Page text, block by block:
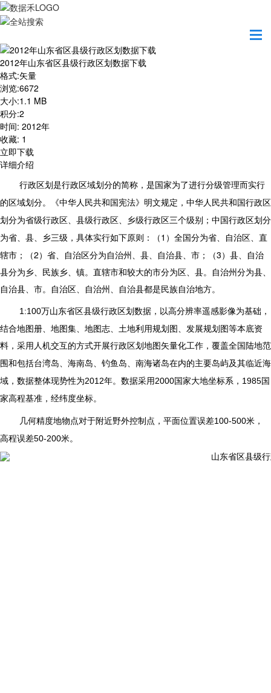
2012年山东省区县级行政区划数据下载
格式:矢量
浏览:6672
大小:1.1 MB
积分:2
时间: 2012年
收藏: 1
立即下载
详细介绍
行政区划是行政区域划分的简称，是国家为了进行分级管理而实行
的区域划分。《中华人民共和国宪法》明文规定，中华人民共和国行政区
划分为省级行政区、县级行政区、乡级行政区三个级别；中国行政区划分
为省、县、乡三级，具体实行如下原则：（1 ）全国分为省、自治区、直
辖市；（2）省、自治区分为自治州、县、自治县、市；（3）县、自治
县分为乡、民族乡、镇。直辖市和较大的市分为区、县。自治州分为县、
自治县、市。自治区、自治州、自治县都是民族自治地方。
1:100万山东省区县级行政区划数据， 以高分辨率遥感影像为基础 ，
结合地图册、地图集、地图志、土地利用规划图、发展规划图等本底资
料， 采用人机交互的方式开展行政区划地图矢量化工作，覆盖全国陆地范
围和包括台湾岛、海南岛、钓鱼岛、南海诸岛在内的主要岛屿及其临近海
域，数据整体现势性为2012年。数据采用2000国家大地坐标系，1985国
家高程基准，经纬度坐标。
几何精度地物点对于附近野外控制点，平面位置误差100-500米，
高程误差50-200米。